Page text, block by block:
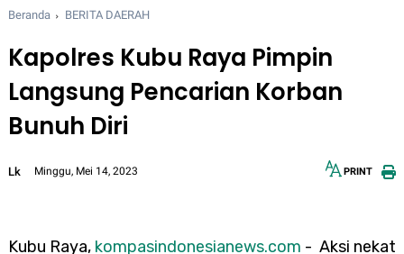
Beranda BERITA DAERAH
Kapolres Kubu Raya Pimpin
Langsung Pencarian Korban
Bunuh Diri
Lk Minggu, Mei 14, 2023 PRINT
Kubu Raya, kompasindonesianews.com - Aksi nekat